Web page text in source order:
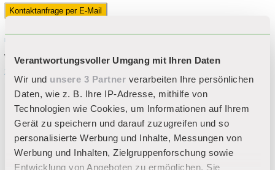
Verantwortungsvoller Umgang mit Ihren Daten
Wir und unsere 3 Partner verarbeiten Ihre persönlichen
Daten, wie z. B. Ihre IP-Adresse, mithilfe von
Technologien wie Cookies, um Informationen auf Ihrem
Gerät zu speichern und darauf zuzugreifen und so
personalisierte Werbung und Inhalte, Messungen von
Werbung und Inhalten, Zielgruppenforschung sowie
Entwicklung von Angeboten zu ermöglichen. Sie
Kontaktanfrage per E-Mail
nach oben
Weitere Stichwörter zu "Leitzylinder LeitPin":
Sortiment
Neuheiten
BLACK BULL FLEX+
Fahrrad-Infrastruktur